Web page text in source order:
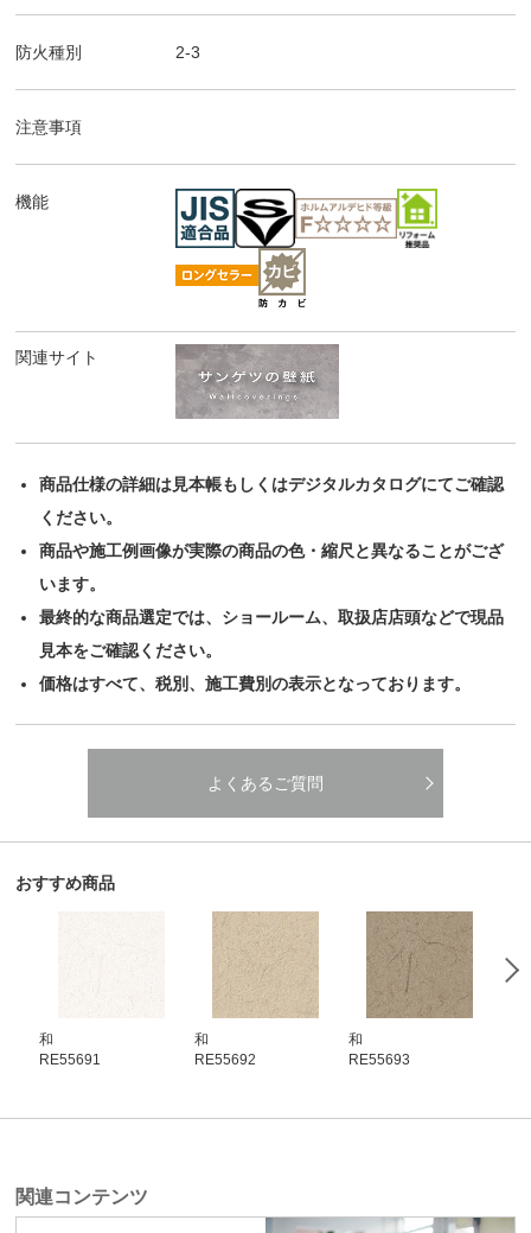
防火種別 2-3
注意事項
機能
関連サイト
商品仕様の詳細は見本帳もしくはデジタルカタログにてご確認
ください。
商品や施工例画像が実際の商品の色・縮尺と異なることがござ
います。
最終的な商品選定では、ショールーム、取扱店店頭などで現品
見本をご確認ください。
価格はすべて、税別、施工費別の表示となっております。
よくあるご質問
おすすめ商品
和
RE55691
和
RE55692
和
RE55693
関連コンテンツ